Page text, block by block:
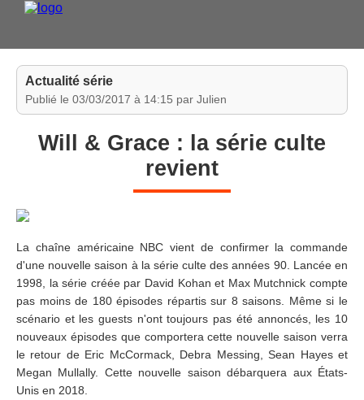
Actualité série
Publié le 03/03/2017 à 14:15 par Julien
Will & Grace : la série culte
revient
La chaîne américaine NBC vient de confirmer la commande
d'une nouvelle saison à la série culte des années 90. Lancée en
1998, la série créée par David Kohan et Max Mutchnick compte
pas moins de 180 épisodes répartis sur 8 saisons. Même si le
scénario et les guests n'ont toujours pas été annoncés, les 10
nouveaux épisodes que comportera cette nouvelle saison verra
le retour de Eric McCormack, Debra Messing, Sean Hayes et
Megan Mullally. Cette nouvelle saison débarquera aux États-
Unis en 2018.